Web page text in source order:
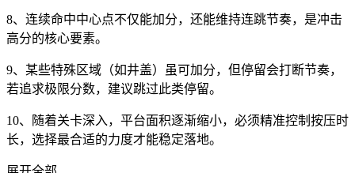
8、连续命中中心点不仅能加分，还能维持连跳节奏，是冲击
高分的核心要素。
9、某些特殊区域（如井盖）虽可加分，但停留会打断节奏，
若追求极限分数，建议跳过此类停留。
10、随着关卡深入，平台面积逐渐缩小，必须精准控制按压时
长，选择最合适的力度才能稳定落地。